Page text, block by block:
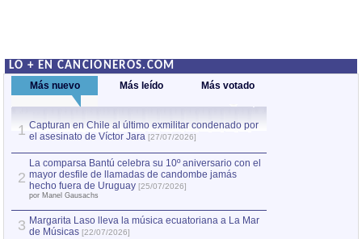
LO + EN CANCIONEROS.COM
Más nuevo Más leído Más votado
1 Capturan en Chile al último exmilitar condenado por
el asesinato de Víctor Jara [27/07/2026]
2
La comparsa Bantú celebra su 10º aniversario con el
mayor desfile de llamadas de candombe jamás
hecho fuera de Uruguay [25/07/2026]
por Manel Gausachs
3 Margarita Laso lleva la música ecuatoriana a La Mar
de Músicas [22/07/2026]